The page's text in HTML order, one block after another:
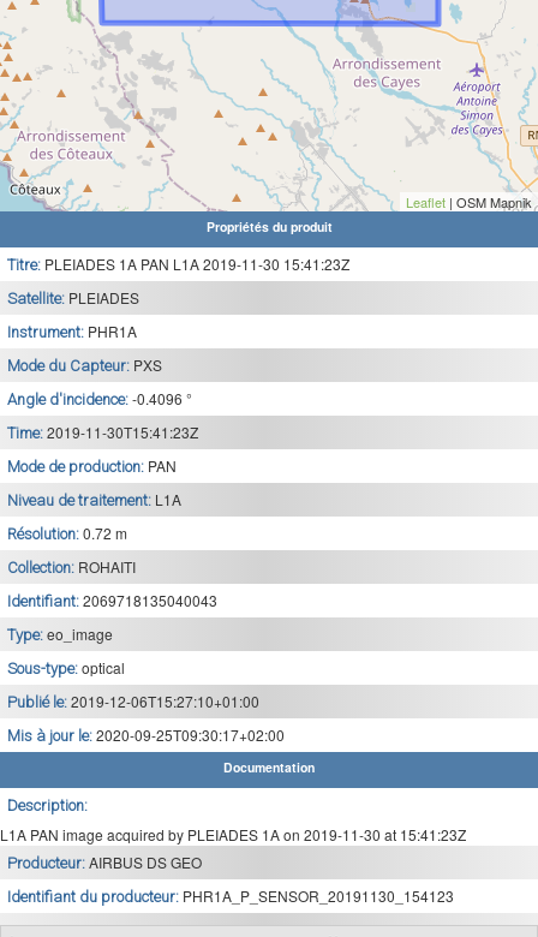
Leaflet | OSM Mapnik
Propriétés du produit
Titre: PLEIADES 1A PAN L1A 2019-11-30 15:41:23Z
Satellite: PLEIADES
Instrument: PHR1A
Mode du Capteur: PXS
Angle d'incidence: -0.4096 °
Time: 2019-11-30T15:41:23Z
Mode de production: PAN
Niveau de traitement: L1A
Résolution: 0.72 m
Collection: ROHAITI
Identifiant: 2069718135040043
Type: eo_image
Sous-type: optical
Publié le: 2019-12-06T15:27:10+01:00
Mis à jour le: 2020-09-25T09:30:17+02:00
Documentation
Description:
L1A PAN image acquired by PLEIADES 1A on 2019-11-30 at 15:41:23Z
Producteur: AIRBUS DS GEO
Identifiant du producteur: PHR1A_P_SENSOR_20191130_154123